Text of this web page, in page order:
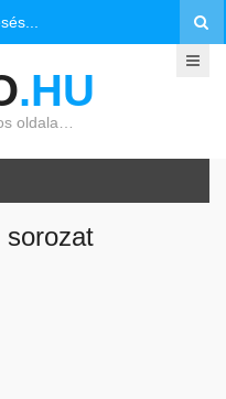
.HU
oldala…
sorozat